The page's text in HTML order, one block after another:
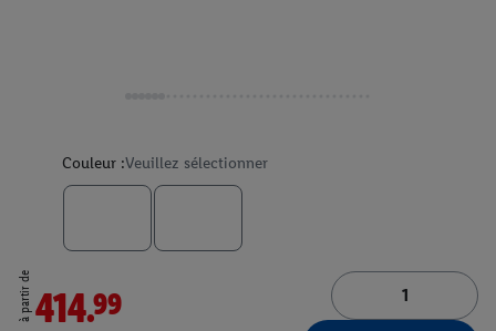
Couleur :Veuillez sélectionner
à partir de414.99